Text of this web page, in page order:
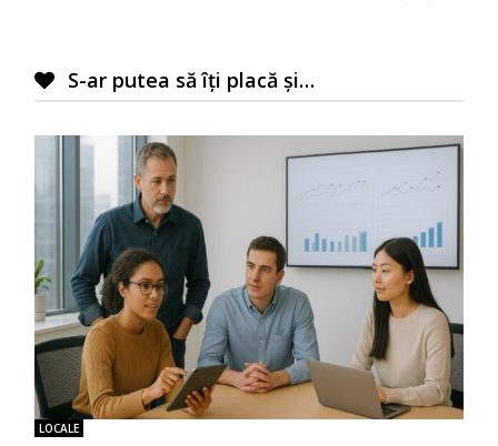
S-ar putea să îți placă și…
LOCALE